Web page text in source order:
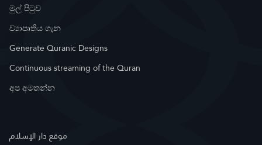
මුල් පිටුව
ව්‍යාපෘතිය ගැන
Generate Quranic Designs
Continuous streaming of the Quran
අප අමතන්න
موقع دار الإسلام